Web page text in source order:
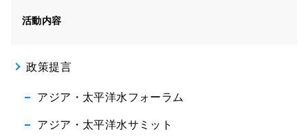
活動内容
政策提言
アジア・太平洋水フォーラム
アジア・太平洋水サミット